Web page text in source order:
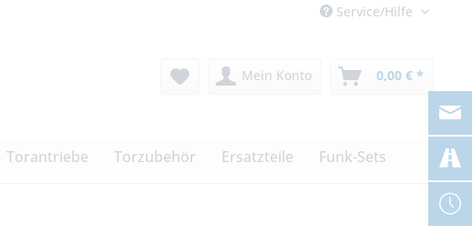
Service/Hilfe
Mein Konto 0,00 € *
Torantriebe Torzubehör Ersatzteile Funk-Sets